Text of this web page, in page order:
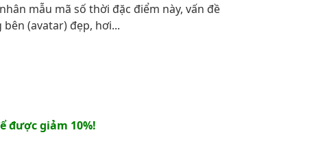
mẫu mã số thời đặc điểm này, vấn đề
(avatar) đẹp, hơi...
được giảm 10%!